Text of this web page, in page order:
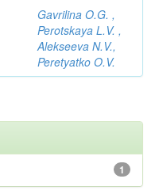
Gavrilina O.G. ,
Perotskaya L.V. ,
Alekseeva N.V.,
Peretyatko O.V.
1